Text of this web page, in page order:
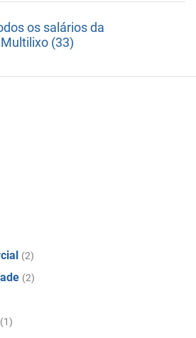
os salários da
Multilixo (33)
(2)
(2)
(1)